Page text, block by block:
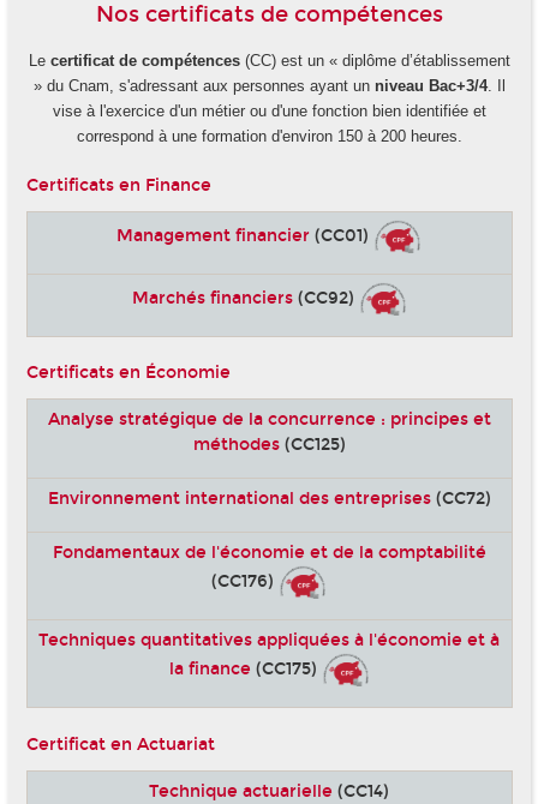
Nos certificats de compétences
Le certificat de compétences(CC) est un « diplôme d’établissement
» du Cnam, s'adressant aux personnes ayant un niveau Bac+3/4. Il
vise à l'exercice d'un métier ou d'une fonction bien identifiée et
correspond à une formation d'environ 150 à 200 heures.
Certificats en Finance
Management financier (CC01)
Marchés financiers(CC92)
Certificats en Économie
Analyse stratégique de la concurrence : principes et
méthodes(CC125)
Environnement international des entreprises(CC72)
Fondamentaux de l'économie et de la comptabilité
(CC176)
Techniques quantitatives appliquées à l'économie et à
la finance (CC175)
Certificat en Actuariat
Technique actuarielle (CC14)